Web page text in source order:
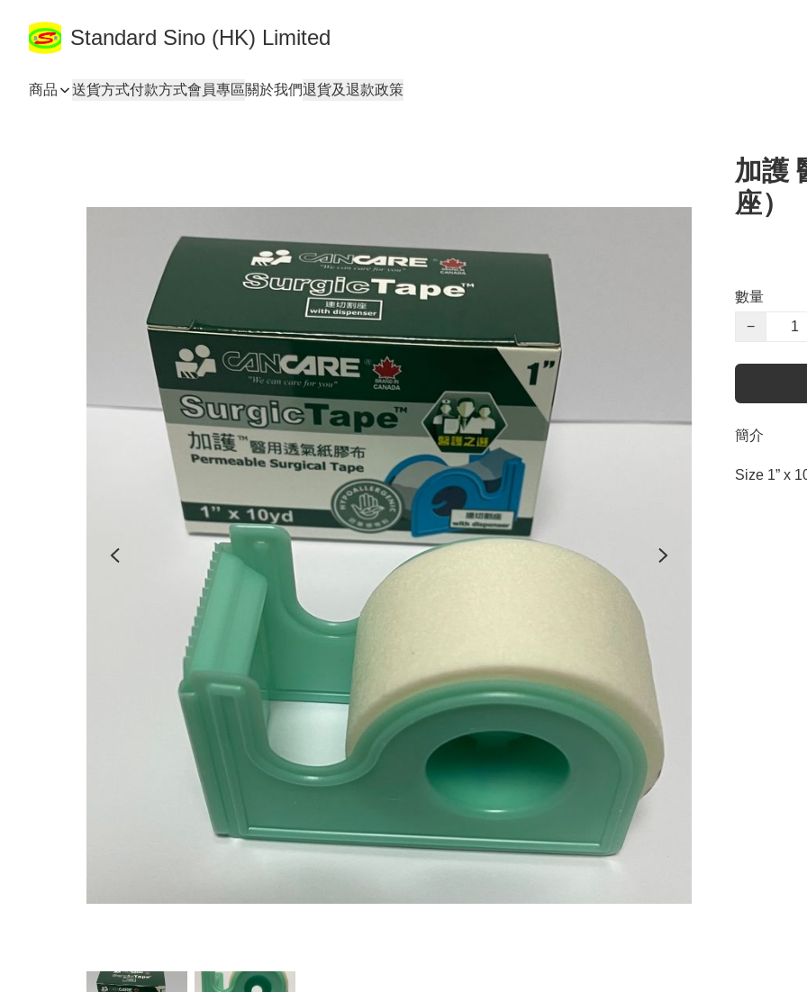
Standard Sino (HK) Limited
商品 送貨方式付款方式會員專區關於我們退貨及退款政策
加護
座）
數量
−
簡介
Size 1” x